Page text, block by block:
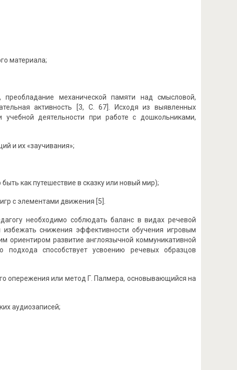
материала;
преобладание механической памяти над смысловой,
активность [3, С. 67]. Исходя из выявленных
учебной деятельности при работе с дошкольниками,
и их «заучивания»;
как путешествие в сказку или новый мир);
с элементами движения [5].
необходимо соблюдать баланс в видах речевой
снижения эффективности обучения игровым
ориентиром развитие англоязычной коммуникативной
способствует усвоению речевых образцов
опережения или метод Г. Палмера, основывающийся на
аудиозаписей;